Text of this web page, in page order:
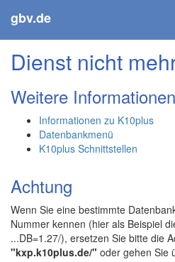
gbv.de
Dienst nicht
Weitere Informationen
Informationen zu K10plus
Datenbankmenü
K10plus Schnittstellen
Achtung
Wenn Sie eine bestimmte
Nummer kennen (hier als Beispiel
...DB=1.27/), ersetzen Sie bitte die
"kxp.k10plus.de/" oder gehen Sie